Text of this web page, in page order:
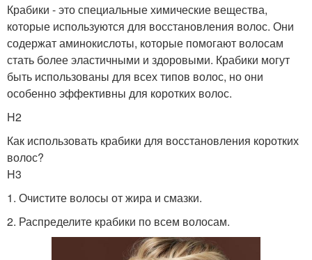
Крабики - это специальные химические вещества,
которые используются для восстановления волос. Они
содержат аминокислоты, которые помогают волосам
стать более эластичными и здоровыми. Крабики могут
быть использованы для всех типов волос, но они
особенно эффективны для коротких волос.
H2
Как использовать крабики для восстановления коротких
волос?
H3
1. Очистите волосы от жира и смазки.
2. Распределите крабики по всем волосам.